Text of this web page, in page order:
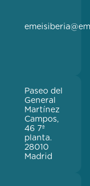
Paseo del
General
Martínez
Campos,
46 7ª
planta.
28010
Madrid